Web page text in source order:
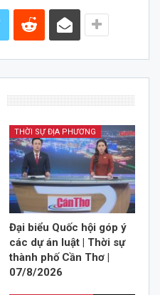
THỜI SỰ ĐỊA PHƯƠNG
Đại biểu Quốc hội góp ý
các dự án luật | Thời sự
thành phố Cần Thơ |
07/8/2026